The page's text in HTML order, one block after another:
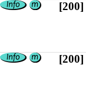
[200]
[200]